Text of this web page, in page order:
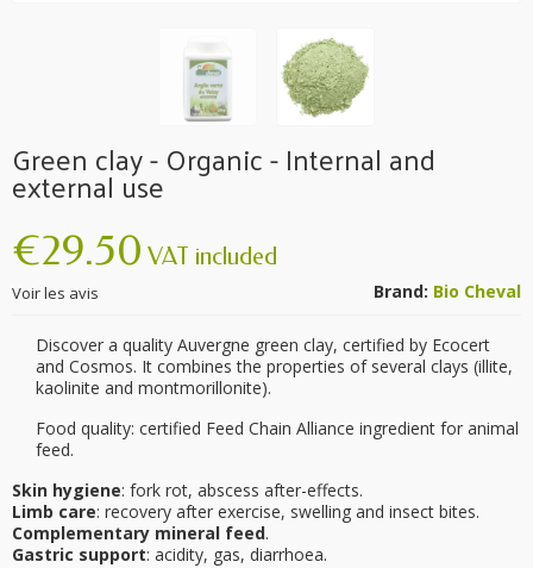
Green clay - Organic - Internal and
external use
Brand: Bio Cheval
€29.50 VAT included
Voir les avis
Discover a quality Auvergne green clay, certified by Ecocert
and Cosmos. It combines the properties of several clays (illite,
kaolinite and montmorillonite).
Food quality: certified Feed Chain Alliance ingredient for animal
feed.
Skin hygiene: fork rot, abscess after-effects.
Limb care: recovery after exercise, swelling and insect bites.
Complementary mineral feed.
Gastric support: acidity, gas, diarrhoea.